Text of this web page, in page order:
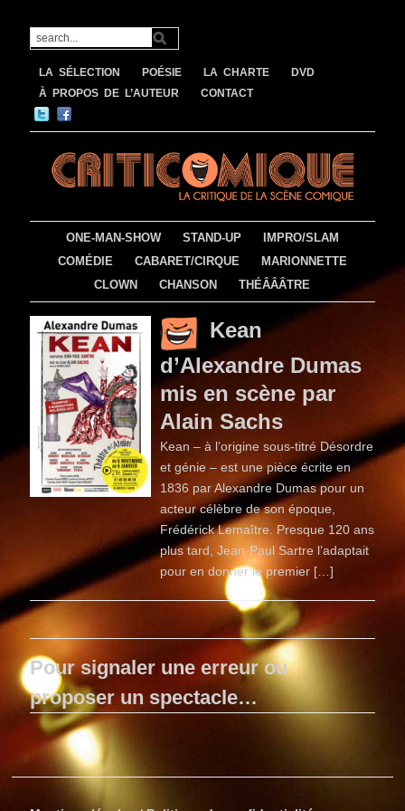
LA SÉLECTION POÉSIE LA CHARTE
DVD
À PROPOS DE L’AUTEUR
CONTACT
ONE-MAN-SHOW STAND-UP
IMPRO/SLAM
COMÉDIE
CABARET/CIRQUE
MARIONNETTE
CLOWN
CHANSON THÉÂÂÂTRE
Kean
d’Alexandre Dumas
mis en scène par
Alain Sachs
Kean – à l’origine sous-titré Désordre
et génie – est une pièce écrite en
1836 par Alexandre Dumas pour un
acteur célèbre de son époque,
Frédérick Lemaître. Presque 120 ans
plus tard, Jean-Paul Sartre l’adaptait
pour en donner le premier […]
Pour signaler une erreur ou
proposer un spectacle…